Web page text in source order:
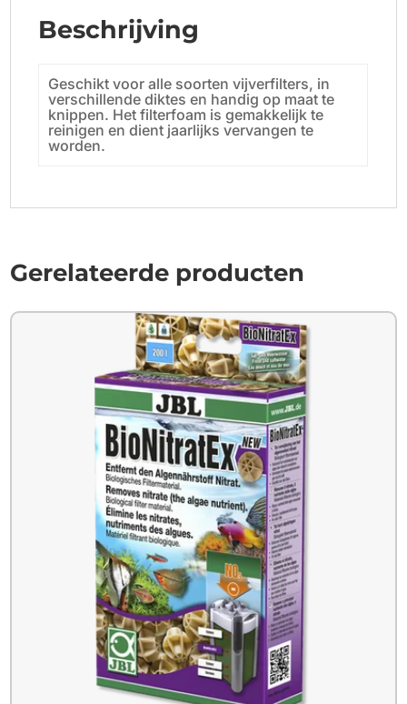
Beschrijving
Geschikt voor alle soorten vijverfilters, in
verschillende diktes en handig op maat te
knippen. Het filterfoam is gemakkelijk te
reinigen en dient jaarlijks vervangen te
worden.
Gerelateerde producten